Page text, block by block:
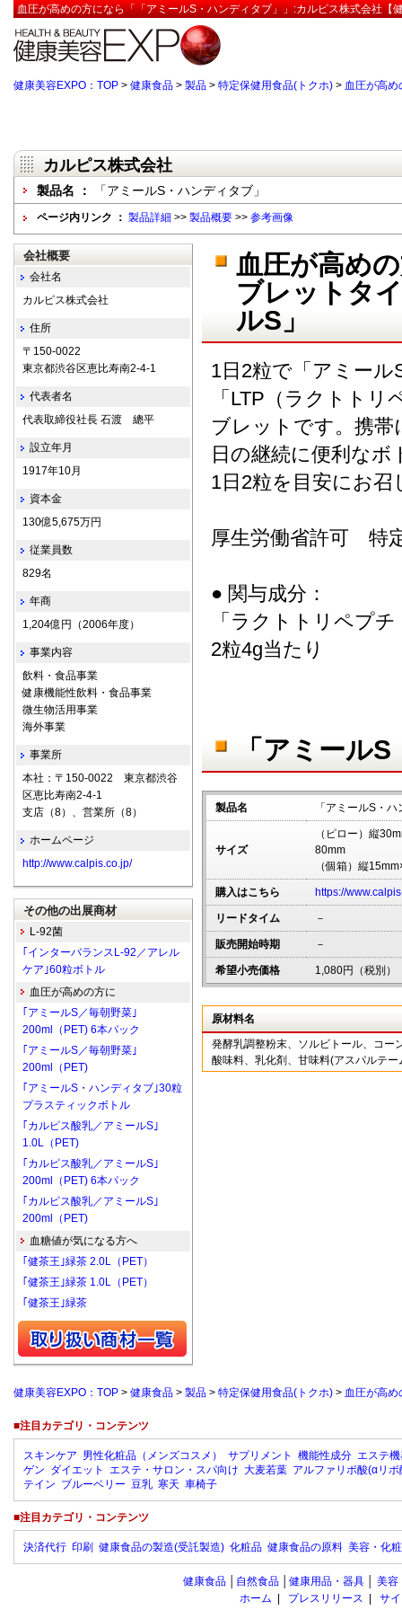
血圧が高めの方になら「「アミールS・ハンディタブ」」:カルピス株式会社【
健康美容EXPO：TOP > 健康食品 > 製品 > 特定保健用食品(トクホ) > 血圧が高め
カルピス株式会社
製品名 ： 「アミールS・ハンディタブ」
ページ内リンク ： 製品詳細 >> 製品概要 >> 参考画像
血圧が高め
ブレットタ
ルS」
1日2粒で「アミール
「LTP（ラクトト
ブレットです。携
日の継続に便利な
1日2粒を目安にお
厚生労働省許可 特
● 関与成分：
「ラクトトリペプ
2粒4g当たり
「アミール
製品名 「アミールS・
サイズ
（ピロー）縦
（個箱）縦
購入はこちら https://
リードタイム －
販売開始時期 －
希望小売価格 1,080円（税別）
原材料名
発酵乳調整粉末、ソルビトール、コー
酸味料、乳化剤、甘味料(アスパルテ
会社概要
会社名
カルピス株式会社
住所
〒150-0022
東京都渋谷区恵比寿南2-4-1
代表者名
代表取締役社長 石渡 總平
設立年月
1917年10月
資本金
130億5,675万円
従業員数
829名
年商
1,204億円（2006年度）
事業内容
飲料・食品事業
健康機能性飲料・食品事業
微生物活用事業
海外事業
事業所
本社：〒150-0022 東京都渋谷
区恵比寿南2-4-1
支店（8）、営業所（8）
ホームページ
http://www.calpis.co.jp/
その他の出展商材
L-92菌
｢インターバランスL-92／アレル
ケア｣60粒ボトル
血圧が高めの方に
｢アミールS／毎朝野菜｣
200ml（PET) 6本パック
｢アミールS／毎朝野菜｣
200ml（PET)
｢アミールS・ハンディタブ｣30粒
プラスティックボトル
｢カルピス酸乳／アミールS｣
1.0L（PET)
｢カルピス酸乳／アミールS｣
200ml（PET) 6本パック
｢カルピス酸乳／アミールS｣
200ml（PET)
血糖値が気になる方へ
｢健茶王｣緑茶 2.0L（PET）
｢健茶王｣緑茶 1.0L（PET）
｢健茶王｣緑茶
健康美容EXPO：TOP > 健康食品 > 製品 > 特定保健用食品(トクホ) > 血圧が高め
■注目カテゴリ・コンテンツ
スキンケア 男性化粧品（メンズコスメ） サプリメント 機能性成分 エステ
ゲン ダイエット エステ・サロン・スパ向け 大麦若葉 アルファリポ酸(αリポ
テイン ブルーベリー 豆乳 寒天 車椅子
■注目カテゴリ・コンテンツ
決済代行 印刷 健康食品の製造(受託製造) 化粧品 健康食品の原料 美容・化
健康食品 自然食品 健康用品・器具 美容
ホーム
プレスリリース
サ